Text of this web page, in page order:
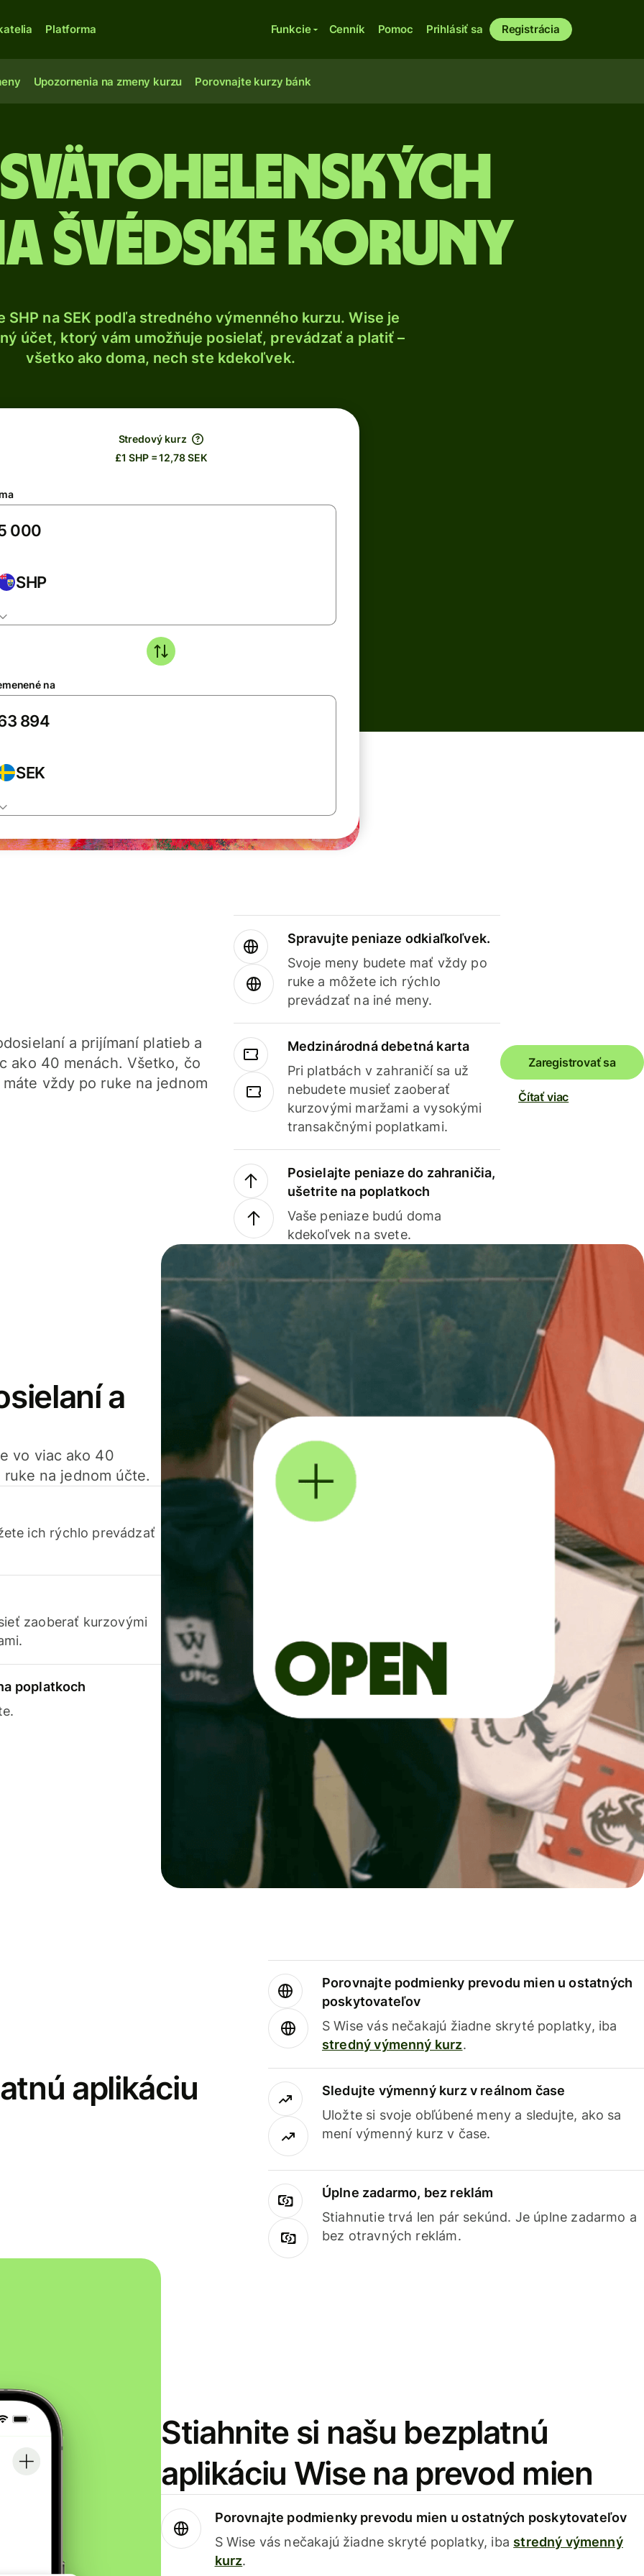
Platforma Funkcie Cenník Pomoc Prihlásiť sa Registrácia
Upozornenia na zmeny kurzu Porovnajte kurzy bánk
švédske koruny
SHP na SEK podľa stredného výmenného kurzu. Wise je
účet, ktorý vám umožňuje posielať, prevádzať a platiť –
všetko ako doma, nech ste kdekoľvek.
Stredový kurz
£1 SHP = 12,78 SEK
SHP
na
SEK
a prijímaní platieb a
ako 40 menách. Všetko, čo
vždy po ruke na jednom
Spravujte peniaze odkiaľkoľvek.
Svoje meny budete mať vždy po
ruke a môžete ich rýchlo
prevádzať na iné meny.
Medzinárodná debetná karta
Pri platbách v zahraničí sa už
nebudete musieť zaoberať
kurzovými maržami a vysokými
transakčnými poplatkami.
Posielajte peniaze do zahraničia,
ušetrite na poplatkoch
Vaše peniaze budú doma
kdekoľvek na svete.
Zaregistrovať sa
Čítať viac
a
vo viac ako 40
na jednom účte.
ich rýchlo prevádzať
zaoberať kurzovými
poplatkoch
aplikáciu
Porovnajte podmienky prevodu mien u ostatných
poskytovateľov
S Wise vás nečakajú žiadne skryté poplatky, iba
stredný výmenný kurz.
Sledujte výmenný kurz v reálnom čase
Uložte si svoje obľúbené meny a sledujte, ako sa
mení výmenný kurz v čase.
Úplne zadarmo, bez reklám
Stiahnutie trvá len pár sekúnd. Je úplne zadarmo a
bez otravných reklám.
Stiahnite si našu bezplatnú
aplikáciu Wise na prevod mien
Porovnajte podmienky prevodu mien u ostatných poskytovateľov
S Wise vás nečakajú žiadne skryté poplatky, iba stredný výmenný
kurz.